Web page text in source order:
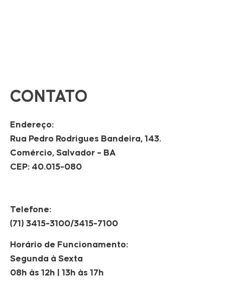
CONTATO
Endereço:
Rua Pedro Rodrigues Bandeira, 143.
Comércio, Salvador – BA
CEP: 40.015-080
Telefone:
(71) 3415-3100/3415-7100
Horário de Funcionamento:
Segunda à Sexta
08h às 12h | 13h às 17h